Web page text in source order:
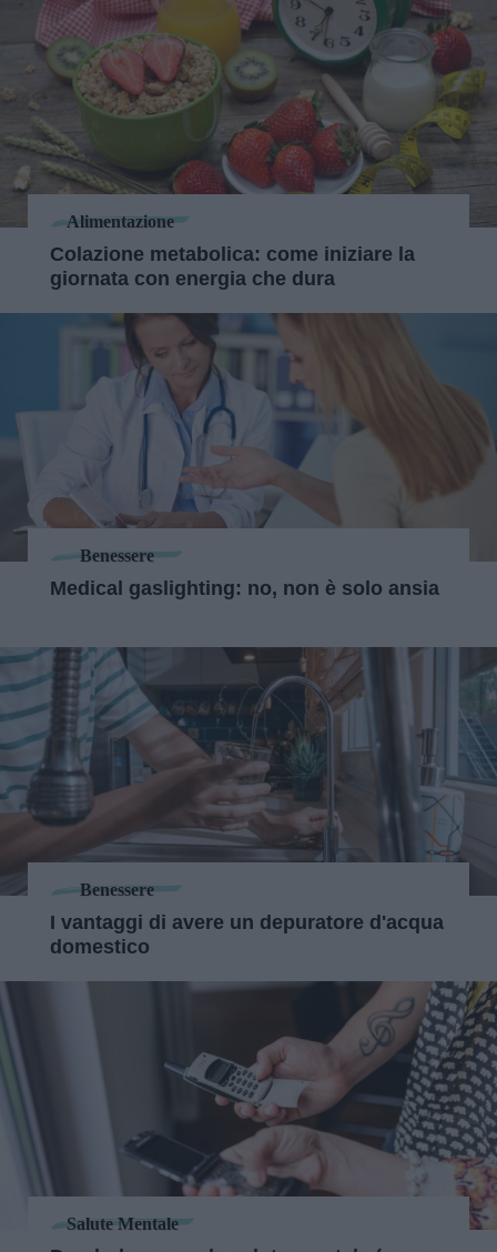
Alimentazione
Colazione metabolica: come iniziare la
giornata con energia che dura
Benessere
Medical gaslighting: no, non è solo ansia
Benessere
I vantaggi di avere un depuratore d'acqua
domestico
Salute Mentale